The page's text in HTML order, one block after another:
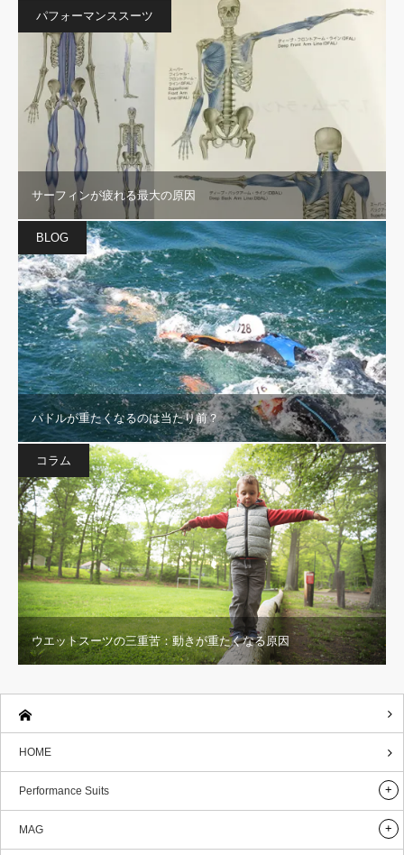
パフォーマンススーツ
サーフィンが疲れる最大の原因
BLOG
パドルが重たくなるのは当たり前？
コラム
ウエットスーツの三重苦：動きが重たくなる原因
HOME
Performance Suits
MAG